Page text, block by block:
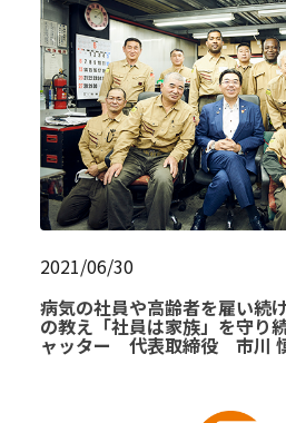
2021/06/30
病気の社員や高齢者を雇い続
の教え「社員は家族」を守り
ャッター 代表取締役 市川